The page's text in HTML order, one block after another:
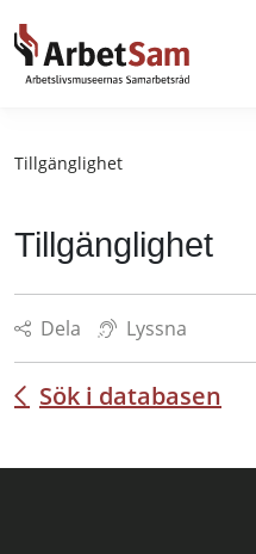
innehållet
Tillgänglighet
Tillgänglighet
Dela Lyssna
Inläggsnavigering
Sök i databasen